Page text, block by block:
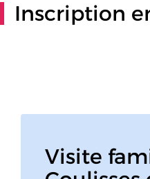
Inscription
Visite